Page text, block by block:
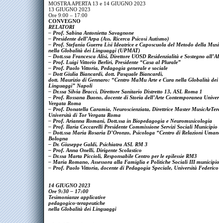
MOSTRA APERTA 13 e 14 GIUGNO 2023
13 GIUGNO 2023
Ore 9:00 – 17:00
CONVEGNO
RELATORI
– Prof. Sabina Antonietta Savagnone
– Presidente dell’Arpa (Ass. Ricerca Psicosi Autismo)
– Prof. Stefania Guerra Lisi Ideatrice e Caposcuola del Metodo della
nella Globalità dei Linguaggi (UPMAT)
– Dott.ssa Francesca Alisi, Direttore UOSD Residenzialità e Sostegno
– Prof. Luigi Vittorio Berliri, Presidente “Casa al Plurale”
– Prof. Paolo Vittoria, Pedagogia generale e sociale
– Dott Giulia Biancardi, dott. Pasquale Biancardi,
dott. Maurizio di Gennaro: “Centro MaMu Arte e Cura nella Globalità dei
Linguaggi” Napoli
– Dr.ssa Silvia Bracci, Direttore Sanitario Distretto 13, ASL Roma 1
– Prof. Rossana Buono, docente di Storia dell’Arte Contemporanea
Vergata Roma
– Prof. Donatella Caramia, Neuroscienziata, Direttrice Master
Università di Tor Vergata Roma
– Prof. Arianna Romani, Dott.ssa in Biopedagogia e Neuromusicologia
– Prof. Ilaria Ceccarelli Presidente Commissione Servizi Sociali Municipio
– Dott.ssa Maria Rosaria D’Oronzo, Psicologa “Centro di Relazioni
Bologna
– Dr. Giuseppe Galdi, Psichiatra ASL RM 3
– Prof. Anna Onelli, Dirigente Scolastico
– Dr.ssa Marta Piccioli, Responsabile Centro per le epilessie RM3
– Maria Romano, Assessora alla Famiglia e Politiche Sociali III municipio
– Prof. Paolo Vittoria, docente di Pedagogia Speciale, Università
14 GIUGNO 2023
Ore 9:30 – 17:00
Tesimonianze applicative
pedagogico-terapeutiche
nella Globalità dei Linguaggi